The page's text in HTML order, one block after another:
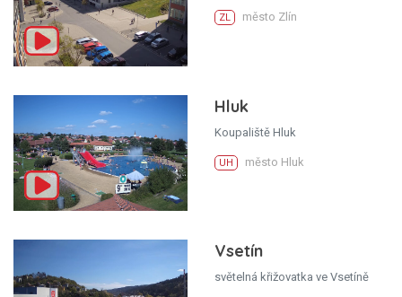
ZL město Zlín
Hluk
Koupaliště Hluk
UH město Hluk
Vsetín
světelná křižovatka ve Vsetíně